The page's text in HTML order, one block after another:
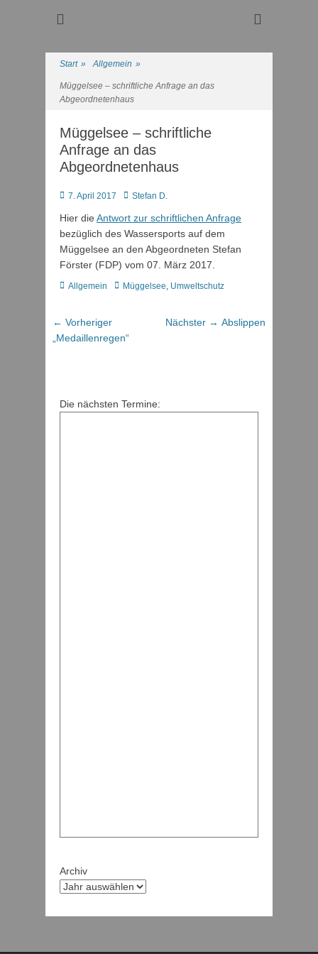
Wassersport-Verein
Regattasport und Wasserwandern - Freizeit mit der ganzen
Start » Allgemein »
Müggelsee – schriftliche Anfrage an das
Abgeordnetenhaus
Müggelsee – schriftliche
Anfrage an das
Abgeordnetenhaus
Posted
7. April 2017 Autor
Stefan D.
Hier die Antwort zur schriftlichen Anfrage
bezüglich des Wassersports auf dem
Müggelsee an den Abgeordneten Stefan
Förster (FDP) vom 07. März 2017.
Kategorien
Allgemein Schlagworte
Müggelsee, Umweltschutz
Beitragsnavigation
← VorherigerVorheriger
Beitrag:
„Medaillenregen“
Nächster → Nächster
Abslippen
Die nächsten Termine:
Archiv